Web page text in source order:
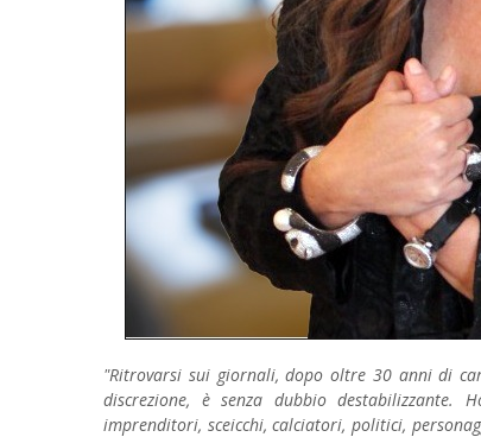
"Ritrovarsi sui giornali, dopo oltre 30 anni di
discrezione, è senza dubbio
imprenditori, sceicchi, calciatori, politici,